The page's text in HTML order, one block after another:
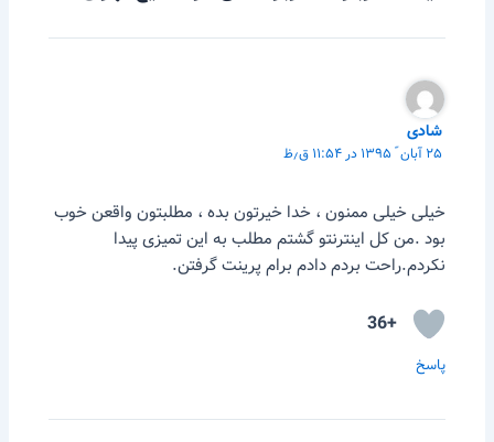
شادی
۲۵ آبان ّ ۱۳۹۵ در ۱۱:۵۴ ق٫ظ
خیلی خیلی ممنون ، خدا خیرتون بده ، مطلبتون واقعن خوب
بود .من کل اینترنتو گشتم مطلب به این تمیزی پیدا
نکردم.راحت بردم دادم برام پرینت گرفتن.
+36
پاسخ